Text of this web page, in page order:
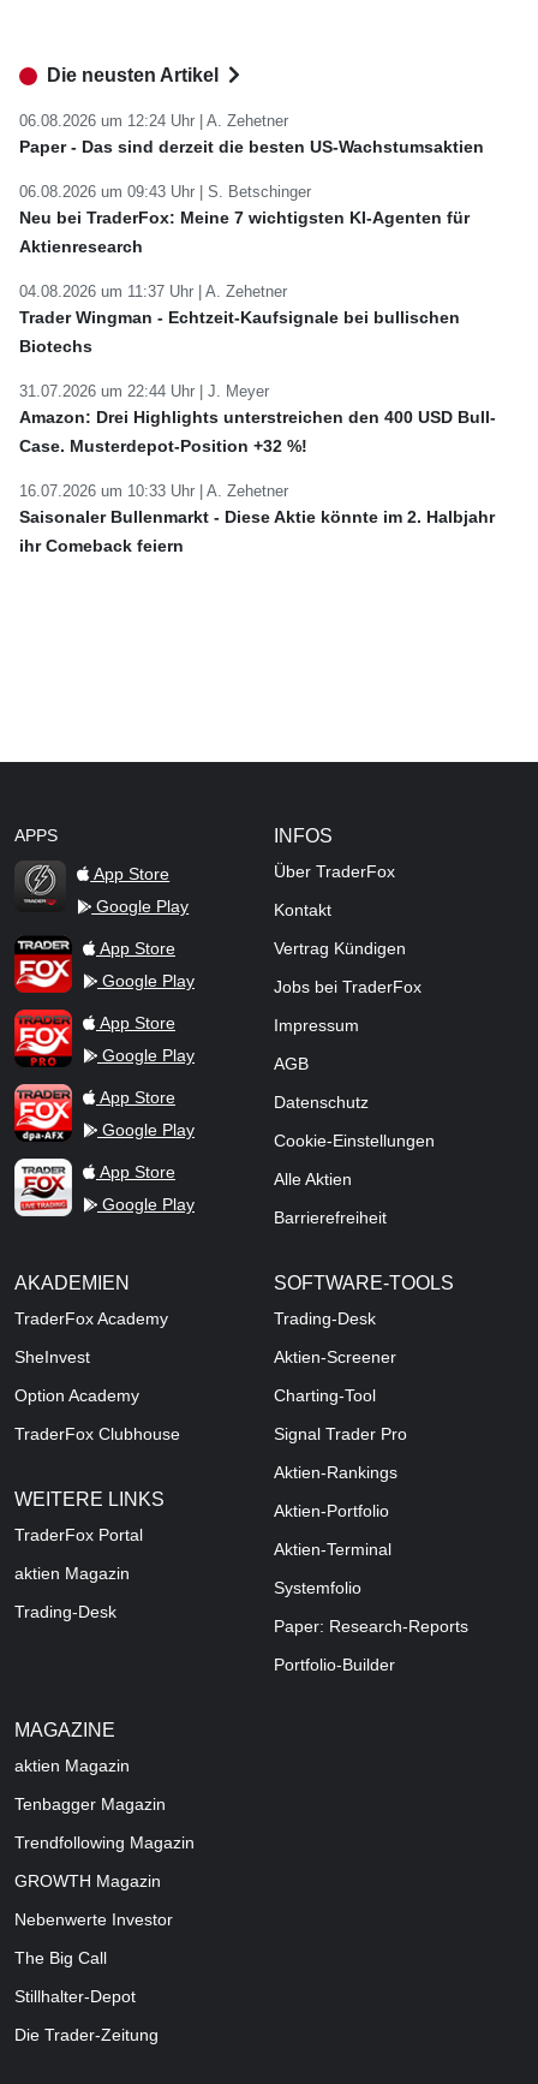
Die neusten Artikel
06.08.2026 um 12:24 Uhr | A. Zehetner
Paper - Das sind derzeit die besten US-Wachstumsaktien
06.08.2026 um 09:43 Uhr | S. Betschinger
Neu bei TraderFox: Meine 7 wichtigsten KI-Agenten für
Aktienresearch
04.08.2026 um 11:37 Uhr | A. Zehetner
Trader Wingman - Echtzeit-Kaufsignale bei bullischen
Biotechs
31.07.2026 um 22:44 Uhr | J. Meyer
Amazon: Drei Highlights unterstreichen den 400 USD Bull-
Case. Musterdepot-Position +32 %!
16.07.2026 um 10:33 Uhr | A. Zehetner
Saisonaler Bullenmarkt - Diese Aktie könnte im 2. Halbjahr
ihr Comeback feiern
APPS
TraderFox Flash
App Store
Google Play
TraderFox AppApp Store
Google Play
TraderFox ProApp Store
Google Play
TraderFox dpa-AFX ProFeed
App Store
Google Play
TraderFox Live Trading
App Store
Google Play
INFOS
Über TraderFox
Kontakt
Vertrag Kündigen
Jobs bei TraderFox
Impressum
AGB
Datenschutz
Cookie-Einstellungen
Alle Aktien
Barrierefreiheit
AKADEMIEN
TraderFox Academy
SheInvest
Option Academy
TraderFox Clubhouse
WEITERE LINKS
TraderFox Portal
aktien Magazin
Trading-Desk
SOFTWARE-TOOLS
Trading-Desk
Aktien-Screener
Charting-Tool
Signal Trader Pro
Aktien-Rankings
Aktien-Portfolio
Aktien-Terminal
Systemfolio
Paper: Research-Reports
Portfolio-Builder
MAGAZINE
aktien Magazin
Tenbagger Magazin
Trendfollowing Magazin
GROWTH Magazin
Nebenwerte Investor
The Big Call
Stillhalter-Depot
Die Trader-Zeitung